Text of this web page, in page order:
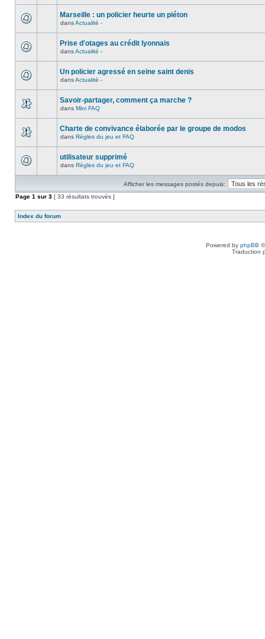
Marseille : un policier heurte un piéton
dansActualité -
Prise d'otages au crédit lyonnais
dansActualité -
Un policier agressé en seine saint denis
dansActualité -
Savoir-partager, comment ça marche ?
dans Mini FAQ
Charte de convivance élaborée par le groupe de modos
dans Règles du jeu et FAQ
utilisateur supprimé
dans Règles du jeu et FAQ
Afficher les messages postés depuis:
Page 1 sur 3 [ 33 résultats trouvés ]
Index du forum
Powered by phpBB
Traduction